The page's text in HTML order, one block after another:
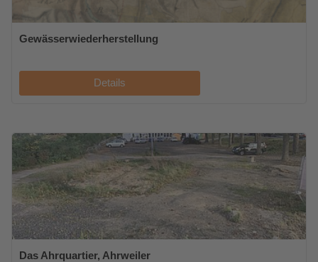
Gewässerwiederherstellung
Details
Das Ahrquartier, Ahrweiler